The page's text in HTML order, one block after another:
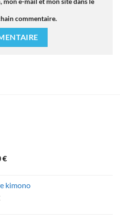
commentaire.
€Plage
21.90 €
kimono